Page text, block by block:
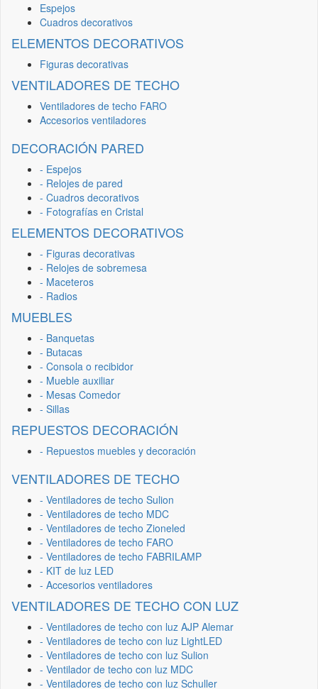
Espejos
Cuadros decorativos
ELEMENTOS DECORATIVOS
Figuras decorativas
VENTILADORES DE TECHO
Ventiladores de techo FARO
Accesorios ventiladores
DECORACIÓN PARED
- Espejos
- Relojes de pared
- Cuadros decorativos
- Fotografías en Cristal
ELEMENTOS DECORATIVOS
- Figuras decorativas
- Relojes de sobremesa
- Maceteros
- Radios
MUEBLES
- Banquetas
- Butacas
- Consola o recibidor
- Mueble auxiliar
- Mesas Comedor
- Sillas
REPUESTOS DECORACIÓN
- Repuestos muebles y decoración
VENTILADORES DE TECHO
- Ventiladores de techo Sulion
- Ventiladores de techo MDC
- Ventiladores de techo Zioneled
- Ventiladores de techo FARO
- Ventiladores de techo FABRILAMP
- KIT de luz LED
- Accesorios ventiladores
VENTILADORES DE TECHO CON LUZ
- Ventiladores de techo con luz AJP Alemar
- Ventiladores de techo con luz LightLED
- Ventiladores de techo con luz Sulion
- Ventilador de techo con luz MDC
- Ventiladores de techo con luz Schuller